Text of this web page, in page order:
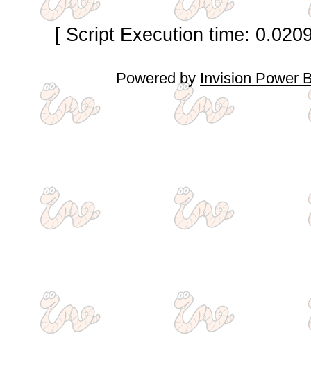
[ Script Execution time:
Powered by Invision Power